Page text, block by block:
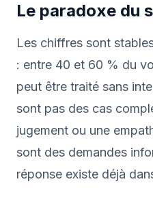
Le paradoxe du
Les chiffres sont
: entre 40 et 60 % du
peut être traité sans
sont pas des cas
jugement ou une
sont des demandes
réponse existe déjà